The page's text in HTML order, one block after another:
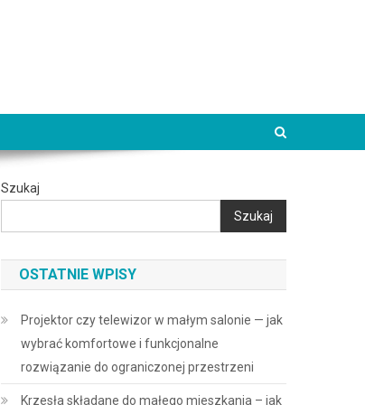
Szukaj
Szukaj
OSTATNIE WPISY
Projektor czy telewizor w małym salonie — jak
wybrać komfortowe i funkcjonalne
rozwiązanie do ograniczonej przestrzeni
Krzesła składane do małego mieszkania – jak